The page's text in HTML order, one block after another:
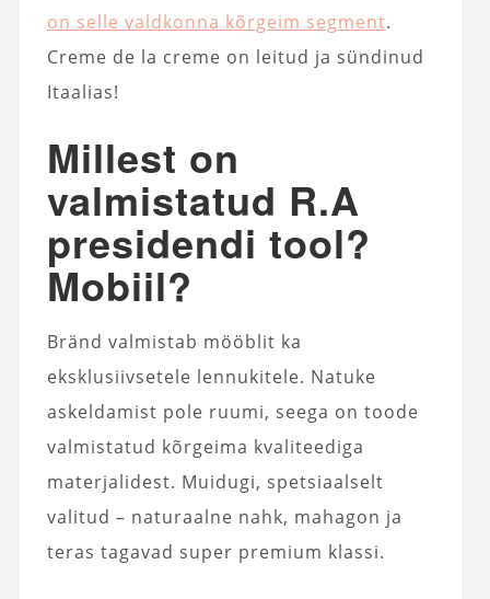
on selle valdkonna kõrgeim segment.
Creme de la creme on leitud ja sündinud
Itaalias!
Millest on
valmistatud R.A
presidendi tool?
Mobiil?
Bränd valmistab mööblit ka
eksklusiivsetele lennukitele. Natuke
askeldamist pole ruumi, seega on toode
valmistatud kõrgeima kvaliteediga
materjalidest. Muidugi, spetsiaalselt
valitud – naturaalne nahk, mahagon ja
teras tagavad super premium klassi.